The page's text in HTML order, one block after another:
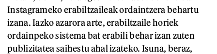
Instagrameko erabiltzaileak ordaintzera behartu
izana. Iazko azarora arte, erabiltzaile horiek
ordainpeko sistema bat erabili behar izan zuten
publizitatea saihestu ahal izateko. Isuna, beraz,